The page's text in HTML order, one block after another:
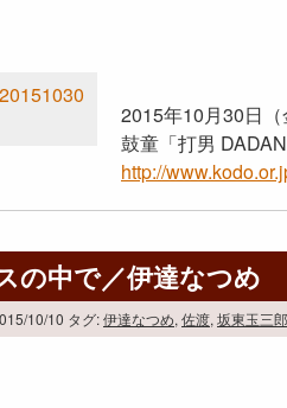
2015年10月30日（
鼓童「打男
http://
の中で／伊達なつめ
10/10 タグ:伊達なつめ, 佐渡, 坂東玉三郎